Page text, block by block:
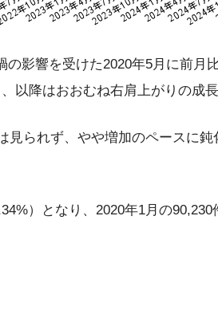
影響を受けた2020年5月に前月
以降はおおむね右肩上がりの成
見られず、やや増加のペースに
）となり、2020年1月の